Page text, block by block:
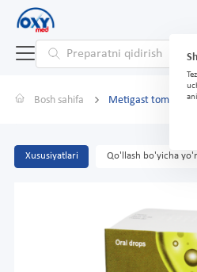
Bosh sahifa Metigast tomchilar
Xususiyatlari Qo'llash bo'yicha